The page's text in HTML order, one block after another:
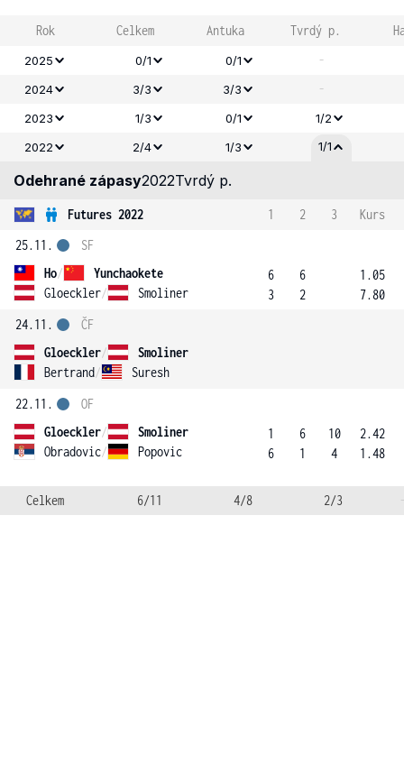
Rok Celkem Antuka Tvrdý p.
2025 0/1 0/1 -
2024 3/3 3/3 -
2023 1/3 0/1
1/2
2022
2/4 1/3 1/1
Odehrané zápasy2022Tvrdý p.
Futures 2022 1 2 3
Kurs
25.11.
Ho/
Yunchaokete
Gloeckler/ Smoliner
SF
6
3
6
2
1.05
7.80
24.11.
Gloeckler/
Smoliner
Bertrand/ Suresh
ČF
22.11.
Gloeckler/
Smoliner
Obradovic/ Popovic
OF
1
6
6
1
10
4
2.42
1.48
Celkem 6/11 4/8 2/3